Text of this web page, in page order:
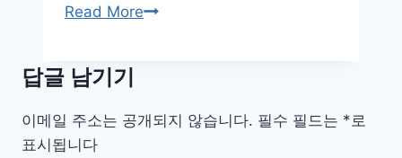
Read More뿌
는
답글 남기기
이메일 주소는 공개되지 않습니다. 필수 필드는 * 로
표시됩니다